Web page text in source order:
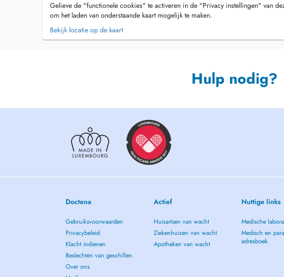
Gelieve de "functionele cookies" te activeren in de "Privacy instellingen" van
om het laden van onderstaande kaart mogelijk te maken.
Bekijk locatie op de kaart
Hulp nodig?
Doctena
Gebruiksvoorwaarden
Privacybeleid
Klacht indienen
Beslechten van geschillen
Over ons
Actief
Huisartsen van wacht
Ziekenhuizen van wacht
Apotheken van wacht
Nuttige links
Medische
Medisch en
adresboek